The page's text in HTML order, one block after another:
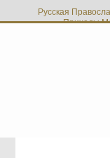
Русская
Приходы